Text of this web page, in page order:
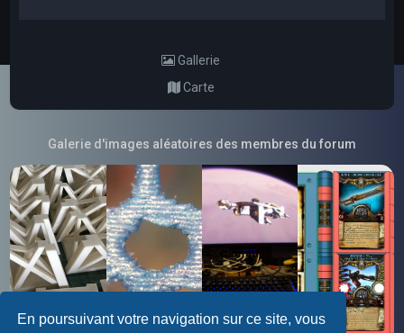
En poursuivant votre navigation sur ce site, vous
Gallerie
Carte
Galerie d'images aléatoires des membres du forum